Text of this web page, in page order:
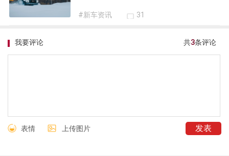
#新车资讯 31
共3条评论
我要评论
表情 上传图片